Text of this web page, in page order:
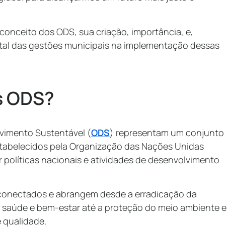
dos ODS, sua criação, importância, e,
das gestões municipais na implementação dessas
Sustentável (ODS) representam um conjunto
pela Organização das Nações Unidas
políticas nacionais e atividades de desenvolvimento
e abrangem desde a erradicação da
e bem-estar até a proteção do meio ambiente e